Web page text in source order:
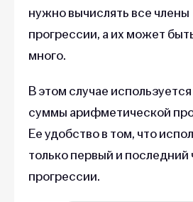
нужно вычислять все члены
прогрессии, а их может
много.
В этом случае
суммы арифметической
Ее удобство в том, что
только первый и последний
прогрессии.